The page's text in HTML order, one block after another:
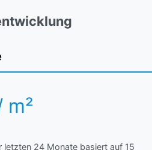
letzten 24 Monate basiert auf 15